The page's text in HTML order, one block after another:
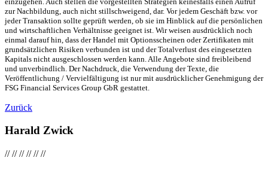
zur Nachbildung, auch nicht stillschweigend, dar. Vor jedem Geschäft bzw. vor
jeder Transaktion sollte geprüft werden, ob sie im Hinblick auf die persönlichen
und wirtschaftlichen Verhältnisse geeignet ist. Wir weisen ausdrücklich noch
einmal darauf hin, dass der Handel mit Optionsscheinen oder Zertifikaten mit
grundsätzlichen Risiken verbunden ist und der Totalverlust des eingesetzten
Kapitals nicht ausgeschlossen werden kann. Alle Angebote sind freibleibend
und unverbindlich. Der Nachdruck, die Verwendung der Texte, die
Veröffentlichung / Vervielfältigung ist nur mit ausdrücklicher Genehmigung der
FSG Financial Services Group GbR gestattet.
Zurück
Harald Zwick
////////////